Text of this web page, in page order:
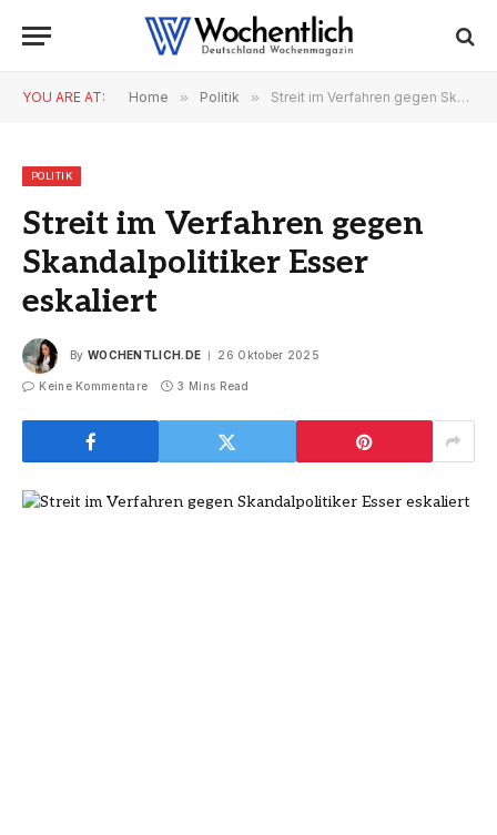
YOU ARE AT: Home » Politik » Streit im Verfahren gegen Skandalpolitiker Esser eskaliert
POLITIK
Streit im Verfahren gegen
Skandalpolitiker Esser
eskaliert
By WOCHENTLICH.DE 26 Oktober 2025
Keine Kommentare 3 Mins Read